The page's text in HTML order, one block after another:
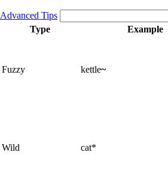
Advanced Tips
Type
Example
Fuzzy kettle~
Wild cat*